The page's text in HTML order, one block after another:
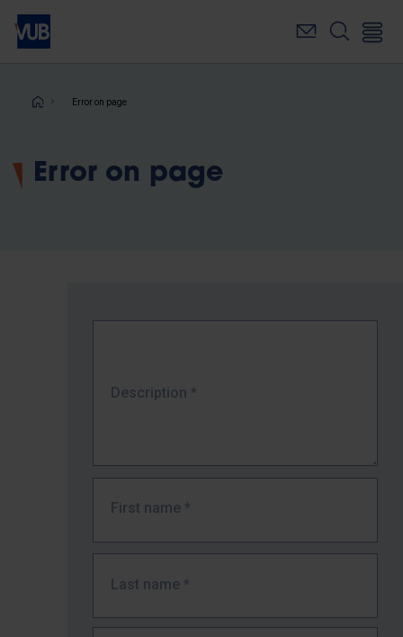
Skip
main
Breadcrumb
Error on page
Error on page
Description *
First name *
Last name *